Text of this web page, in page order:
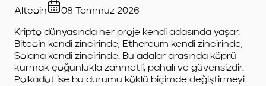
Altcoin 08 Temmuz 2026
Kripto dünyasında her proje kendi adasında yaşar.
Bitcoin kendi zincirinde, Ethereum kendi zincirinde,
Solana kendi zincirinde. Bu adalar arasında köprü
kurmak çoğunlukla zahmetli, pahalı ve güvensizdir.
Polkadot ise bu durumu köklü biçimde değiştirmeyi